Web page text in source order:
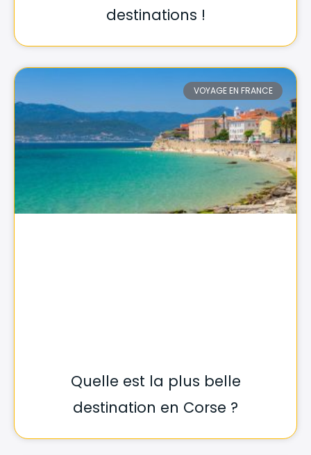
destinations !
VOYAGE EN FRANCE
Quelle est la plus belle
destination en Corse ?